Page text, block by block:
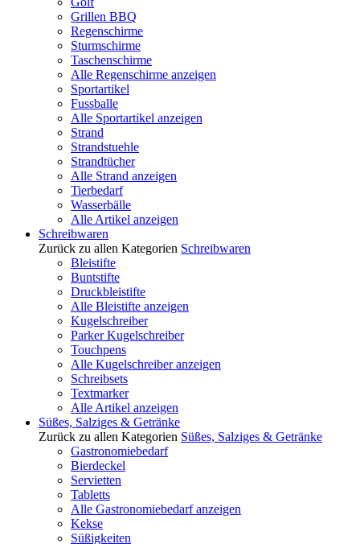
Grillen BBQ
Regenschirme
Sturmschirme
Taschenschirme
Alle Regenschirme anzeigen
Sportartikel
Fussballe
Alle Sportartikel anzeigen
Strand
Strandstuehle
Strandtücher
Alle Strand anzeigen
Tierbedarf
Wasserbälle
Alle Artikel anzeigen
Schreibwaren
Zurück zu allen Kategorien Schreibwaren
Bleistifte
Buntstifte
Druckbleistifte
Alle Bleistifte anzeigen
Kugelschreiber
Parker Kugelschreiber
Touchpens
Alle Kugelschreiber anzeigen
Schreibsets
Textmarker
Alle Artikel anzeigen
Süßes, Salziges & Getränke
Zurück zu allen Kategorien Süßes, Salziges & Getränke
Gastronomiebedarf
Bierdeckel
Servietten
Tabletts
Alle Gastronomiebedarf anzeigen
Kekse
Süßigkeiten